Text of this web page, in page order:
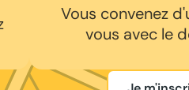
Vous convenez
vous avec le